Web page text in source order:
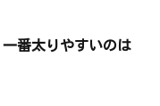
番太りやすいのは